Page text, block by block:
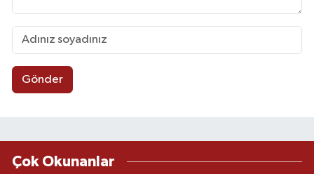
Gönder
Çok Okunanlar